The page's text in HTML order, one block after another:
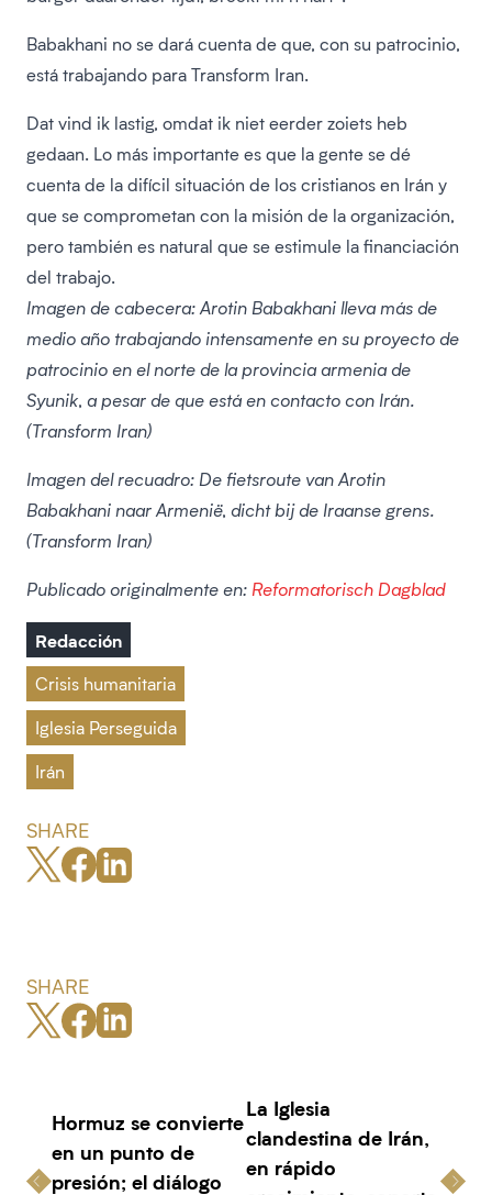
Babakhani no se dará cuenta de que, con su patrocinio,
está trabajando para Transform Iran.
Dat vind ik lastig, omdat ik niet eerder zoiets heb
gedaan. Lo más importante es que la gente se dé
cuenta de la difícil situación de los cristianos en Irán y
que se comprometan con la misión de la organización,
pero también es natural que se estimule la financiación
del trabajo.
Imagen de cabecera: Arotin Babakhani lleva más de
medio año trabajando intensamente en su proyecto de
patrocinio en el norte de la provincia armenia de
Syunik, a pesar de que está en contacto con Irán.
(Transform Iran)
Imagen del recuadro: De fietsroute van Arotin
Babakhani naar Armenië, dicht bij de Iraanse grens.
(Transform Iran)
Publicado originalmente en: Reformatorisch Dagblad
Redacción
Crisis humanitaria
Iglesia Perseguida
Irán
SHARE
SHARE
Hormuz se convierte
en un punto de
presión; el diálogo
La Iglesia
clandestina de Irán,
en rápido